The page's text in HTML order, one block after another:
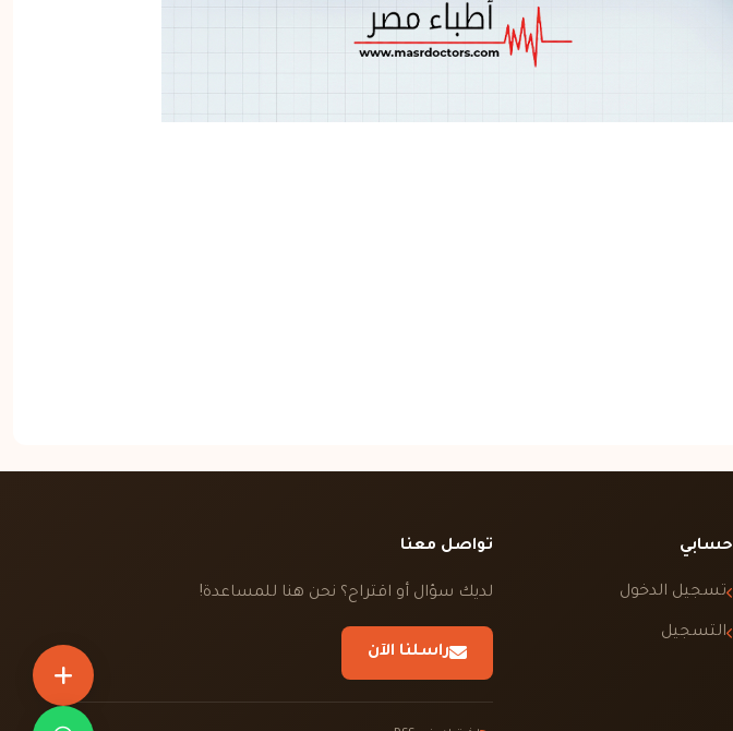
حسابي
تسجيل الدخول
التسجيل
تواصل معنا
لديك سؤال أو اقتراح؟ نحن هنا للمساعدة!
راسلنا الآن